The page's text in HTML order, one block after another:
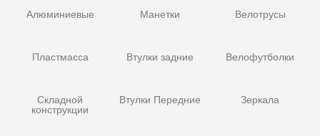
Алюминиевые
Пластмасса
Складной
конструкции
Манетки
Втулки задние
Втулки Передние
Велотрусы
Велофутболки
Зеркала